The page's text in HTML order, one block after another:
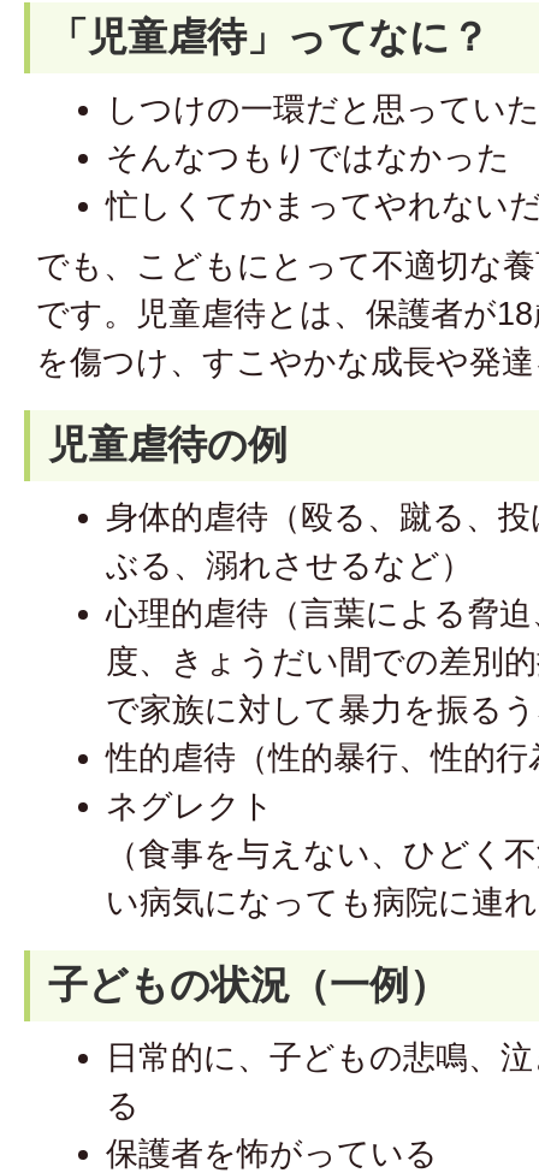
「児童虐待」ってなに？
しつけの一環だと思ってい
そんなつもりではなかった
忙しくてかまってやれない
でも、こどもにとって不適切な
です。児童虐待とは、保護者が
を傷つけ、すこやかな成長や発
児童虐待の例
身体的虐待（殴る、蹴る、
ぶる、溺れさせるなど）
心理的虐待（言葉による脅
度、きょうだい間での差別
で家族に対して暴力を振る
性的虐待（性的暴行、性的
ネグレクト
（食事を与えない、ひどく
い病気になっても病院に連
子どもの状況（一例）
日常的に、子どもの悲鳴、
る
保護者を怖がっている